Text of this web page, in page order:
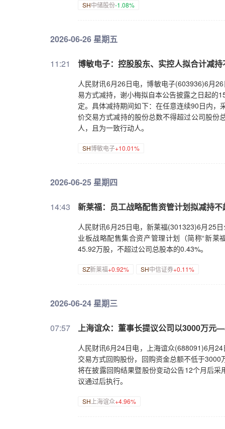
SH中储股份-1.08%
2026-06-26 星期五
11:21 博敏电子：控股股东、实控人拟合计减
人民财讯6月26日电，博敏电子(603936)6月
易方式减持，谢小梅拟自本公告披露之日起的
定。具体减持期间如下：在任意连续90日内
价交易方式减持的股份总数不得超过公司股份
人，且为一致行动人。
SH博敏电子+10.01%
2026-06-25 星期四
14:43 新莱福：员工战略配售资管计划拟减持
人民财讯6月25日电，新莱福(301323)6月25
业板战略配售集合资产管理计划（简称“新
45.92万股，不超过公司总股本的0.43%。
SZ新莱福+0.92% SH中信证券+0.11%
2026-06-24 星期三
07:57 上海谊众：董事长提议公司以3000万元
人民财讯6月24日电，上海谊众(688091)6月
交易方式回购股份，回购资金总额不低于
将在披露回购结果暨股份变动公告12个月后
议通过后执行。
SH 上海谊众+4.96%